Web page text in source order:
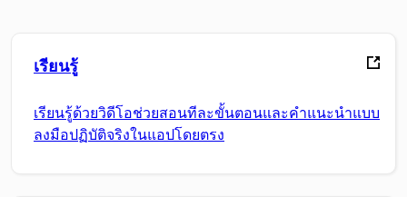
เรียนรู้
เรียนรู้ด้วยวิดีโอช่วยสอนทีละขั้นตอนและคำแนะนำแบบ
ลงมือปฏิบัติจริงในแอปโดยตรง